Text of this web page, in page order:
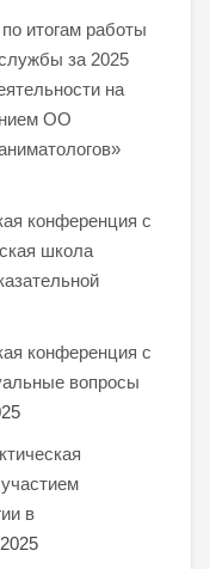
итогам работы
за 2025
на
ОО
конференция с
школа
конференция с
вопросы
в